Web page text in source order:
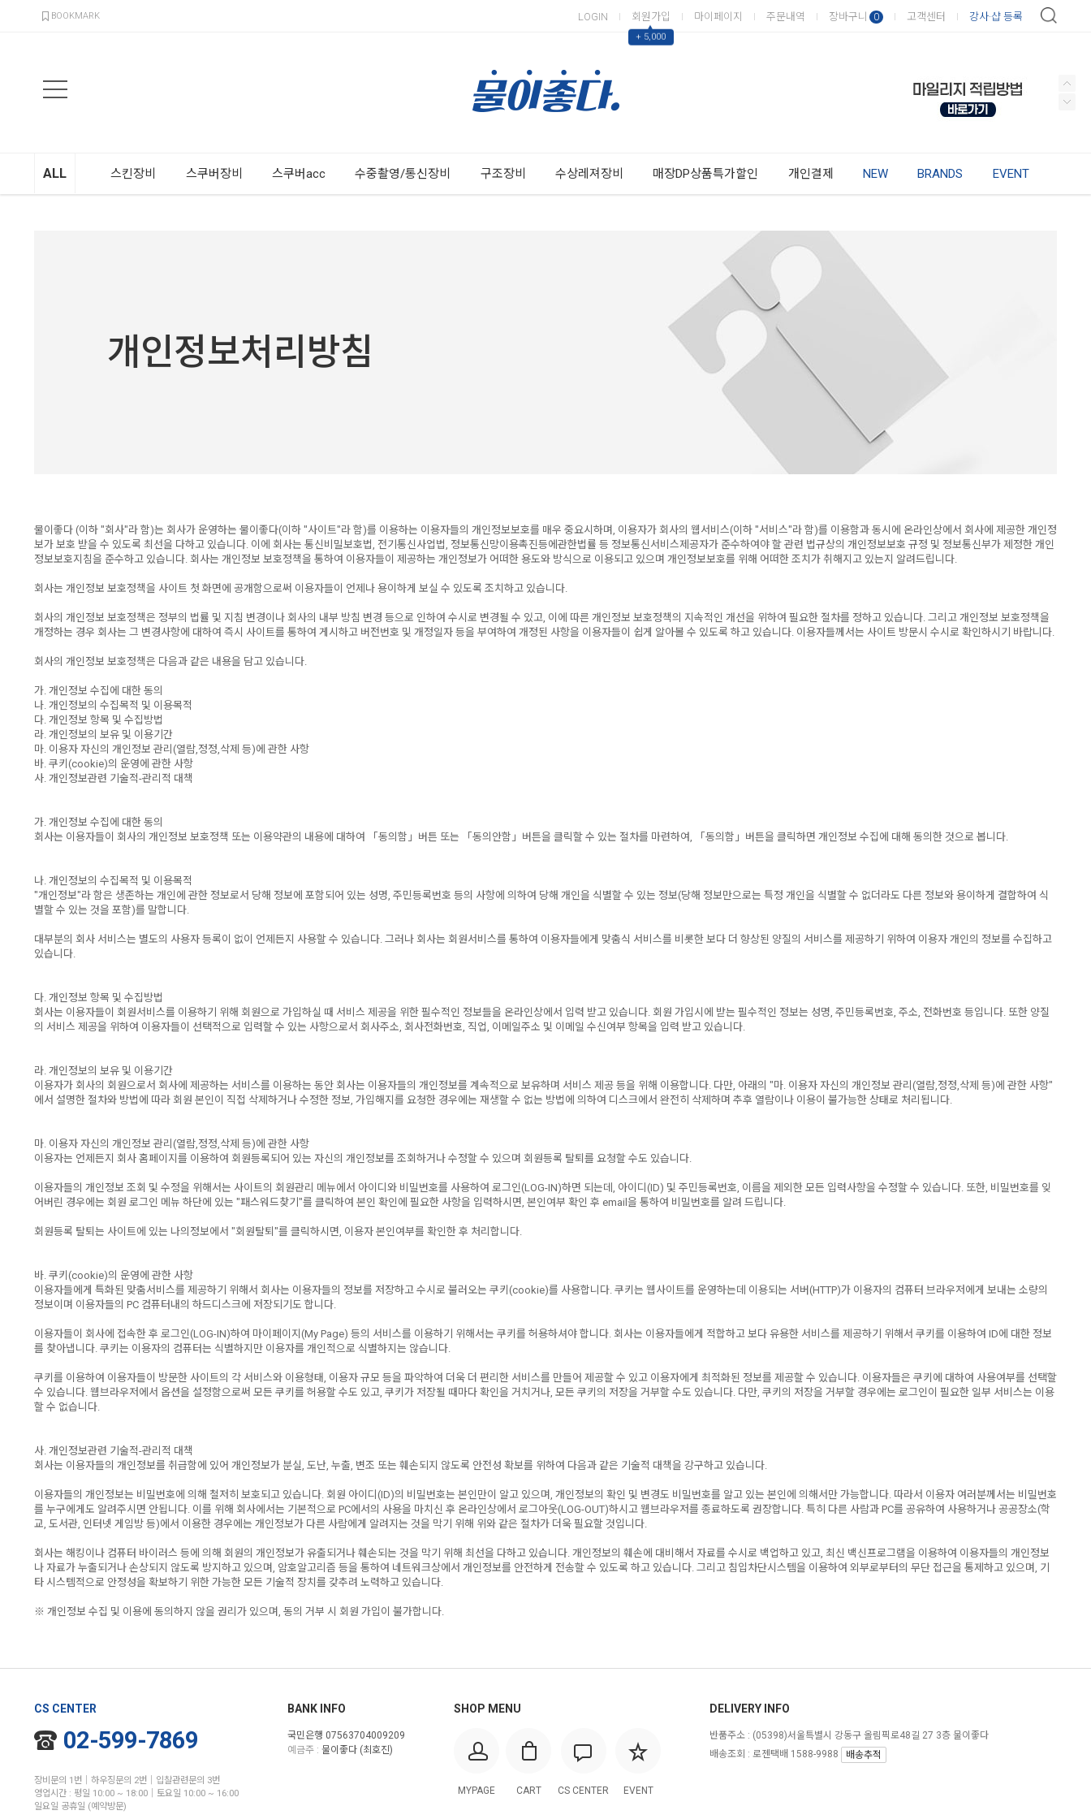
BOOKMARK LOGIN 회원가입
+ 5,000
마이페이지 주문내역 장바구니 0 고객센터 강사·샵 등록
ALL 스킨장비 스쿠버장비 스쿠버acc 수중촬영/통신장비 구조장비 수상레져장비 매장DP상품특가할인 개인결제 NEW BRANDS EVENT
개인정보처리방침
물이좋다 (이하 "회사"라 함)는 회사가 운영하는 물이좋다(이하 "사이트"라 함)를 이용하는 이용자들의 개인정보보호를 매우 중요시하며, 이용자가 회사의 웹서비스(이하 "서비스"라 함)를 이용함과 동시에 온라인상에서 회사에 제공한 개인정
보가 보호 받을 수 있도록 최선을 다하고 있습니다. 이에 회사는 통신비밀보호법, 전기통신사업법, 정보통신망이용촉진등에관한법률 등 정보통신서비스제공자가 준수하여야 할 관련 법규상의 개인정보보호 규정 및 정보통신부가 제정한 개인
정보보호지침을 준수하고 있습니다. 회사는 개인정보 보호정책을 통하여 이용자들이 제공하는 개인정보가 어떠한 용도와 방식으로 이용되고 있으며 개인정보보호를 위해 어떠한 조치가 취해지고 있는지 알려드립니다.
회사는 개인정보 보호정책을 사이트 첫 화면에 공개함으로써 이용자들이 언제나 용이하게 보실 수 있도록 조치하고 있습니다.
회사의 개인정보 보호정책은 정부의 법률 및 지침 변경이나 회사의 내부 방침 변경 등으로 인하여 수시로 변경될 수 있고, 이에 따른 개인정보 보호정책의 지속적인 개선을 위하여 필요한 절차를 정하고 있습니다. 그리고 개인정보 보호정책을
개정하는 경우 회사는 그 변경사항에 대하여 즉시 사이트를 통하여 게시하고 버전번호 및 개정일자 등을 부여하여 개정된 사항을 이용자들이 쉽게 알아볼 수 있도록 하고 있습니다. 이용자들께서는 사이트 방문시 수시로 확인하시기 바랍니다.
회사의 개인정보 보호정책은 다음과 같은 내용을 담고 있습니다.
가. 개인정보 수집에 대한 동의
나. 개인정보의 수집목적 및 이용목적
다. 개인정보 항목 및 수집방법
라. 개인정보의 보유 및 이용기간
마. 이용자 자신의 개인정보 관리(열람,정정,삭제 등)에 관한 사항
바. 쿠키(cookie)의 운영에 관한 사항
사. 개인정보관련 기술적-관리적 대책
가. 개인정보 수집에 대한 동의
회사는 이용자들이 회사의 개인정보 보호정책 또는 이용약관의 내용에 대하여 「동의함」버튼 또는 「동의안함」버튼을 클릭할 수 있는 절차를 마련하여, 「동의함」버튼을 클릭하면 개인정보 수집에 대해 동의한 것으로 봅니다.
나. 개인정보의 수집목적 및 이용목적
"개인정보"라 함은 생존하는 개인에 관한 정보로서 당해 정보에 포함되어 있는 성명, 주민등록번호 등의 사항에 의하여 당해 개인을 식별할 수 있는 정보(당해 정보만으로는 특정 개인을 식별할 수 없더라도 다른 정보와 용이하게 결합하여 식
별할 수 있는 것을 포함)를 말합니다.
대부분의 회사 서비스는 별도의 사용자 등록이 없이 언제든지 사용할 수 있습니다. 그러나 회사는 회원서비스를 통하여 이용자들에게 맞춤식 서비스를 비롯한 보다 더 향상된 양질의 서비스를 제공하기 위하여 이용자 개인의 정보를 수집하고
있습니다.
다. 개인정보 항목 및 수집방법
회사는 이용자들이 회원서비스를 이용하기 위해 회원으로 가입하실 때 서비스 제공을 위한 필수적인 정보들을 온라인상에서 입력 받고 있습니다. 회원 가입시에 받는 필수적인 정보는 성명, 주민등록번호, 주소, 전화번호 등입니다. 또한 양질
의 서비스 제공을 위하여 이용자들이 선택적으로 입력할 수 있는 사항으로서 회사주소, 회사전화번호, 직업, 이메일주소 및 이메일 수신여부 항목을 입력 받고 있습니다.
라. 개인정보의 보유 및 이용기간
이용자가 회사의 회원으로서 회사에 제공하는 서비스를 이용하는 동안 회사는 이용자들의 개인정보를 계속적으로 보유하며 서비스 제공 등을 위해 이용합니다. 다만, 아래의 "마. 이용자 자신의 개인정보 관리(열람,정정,삭제 등)에 관한 사항"
에서 설명한 절차와 방법에 따라 회원 본인이 직접 삭제하거나 수정한 정보, 가입해지를 요청한 경우에는 재생할 수 없는 방법에 의하여 디스크에서 완전히 삭제하며 추후 열람이나 이용이 불가능한 상태로 처리됩니다.
마. 이용자 자신의 개인정보 관리(열람,정정,삭제 등)에 관한 사항
이용자는 언제든지 회사 홈페이지를 이용하여 회원등록되어 있는 자신의 개인정보를 조회하거나 수정할 수 있으며 회원등록 탈퇴를 요청할 수도 있습니다.
이용자들의 개인정보 조회 및 수정을 위해서는 사이트의 회원관리 메뉴에서 아이디와 비밀번호를 사용하여 로그인(LOG-IN)하면 되는데, 아이디(ID) 및 주민등록번호, 이름을 제외한 모든 입력사항을 수정할 수 있습니다. 또한, 비밀번호를 잊
어버린 경우에는 회원 로그인 메뉴 하단에 있는 "패스워드찾기"를 클릭하여 본인 확인에 필요한 사항을 입력하시면, 본인여부 확인 후 email을 통하여 비밀번호를 알려 드립니다.
회원등록 탈퇴는 사이트에 있는 나의정보에서 "회원탈퇴"를 클릭하시면, 이용자 본인여부를 확인한 후 처리합니다.
바. 쿠키(cookie)의 운영에 관한 사항
이용자들에게 특화된 맞춤서비스를 제공하기 위해서 회사는 이용자들의 정보를 저장하고 수시로 불러오는 쿠키(cookie)를 사용합니다. 쿠키는 웹사이트를 운영하는데 이용되는 서버(HTTP)가 이용자의 컴퓨터 브라우저에게 보내는 소량의
정보이며 이용자들의 PC 컴퓨터내의 하드디스크에 저장되기도 합니다.
이용자들이 회사에 접속한 후 로그인(LOG-IN)하여 마이페이지(My Page) 등의 서비스를 이용하기 위해서는 쿠키를 허용하셔야 합니다. 회사는 이용자들에게 적합하고 보다 유용한 서비스를 제공하기 위해서 쿠키를 이용하여 ID에 대한 정보
를 찾아냅니다. 쿠키는 이용자의 컴퓨터는 식별하지만 이용자를 개인적으로 식별하지는 않습니다.
쿠키를 이용하여 이용자들이 방문한 사이트의 각 서비스와 이용형태, 이용자 규모 등을 파악하여 더욱 더 편리한 서비스를 만들어 제공할 수 있고 이용자에게 최적화된 정보를 제공할 수 있습니다. 이용자들은 쿠키에 대하여 사용여부를 선택할
수 있습니다. 웹브라우저에서 옵션을 설정함으로써 모든 쿠키를 허용할 수도 있고, 쿠키가 저장될 때마다 확인을 거치거나, 모든 쿠키의 저장을 거부할 수도 있습니다. 다만, 쿠키의 저장을 거부할 경우에는 로그인이 필요한 일부 서비스는 이용
할 수 없습니다.
사. 개인정보관련 기술적-관리적 대책
회사는 이용자들의 개인정보를 취급함에 있어 개인정보가 분실, 도난, 누출, 변조 또는 훼손되지 않도록 안전성 확보를 위하여 다음과 같은 기술적 대책을 강구하고 있습니다.
이용자들의 개인정보는 비밀번호에 의해 철저히 보호되고 있습니다. 회원 아이디(ID)의 비밀번호는 본인만이 알고 있으며, 개인정보의 확인 및 변경도 비밀번호를 알고 있는 본인에 의해서만 가능합니다. 따라서 이용자 여러분께서는 비밀번호
를 누구에게도 알려주시면 안됩니다. 이를 위해 회사에서는 기본적으로 PC에서의 사용을 마치신 후 온라인상에서 로그아웃(LOG-OUT)하시고 웹브라우저를 종료하도록 권장합니다. 특히 다른 사람과 PC를 공유하여 사용하거나 공공장소(학
교, 도서관, 인터넷 게임방 등)에서 이용한 경우에는 개인정보가 다른 사람에게 알려지는 것을 막기 위해 위와 같은 절차가 더욱 필요할 것입니다.
회사는 해킹이나 컴퓨터 바이러스 등에 의해 회원의 개인정보가 유출되거나 훼손되는 것을 막기 위해 최선을 다하고 있습니다. 개인정보의 훼손에 대비해서 자료를 수시로 백업하고 있고, 최신 백신프로그램을 이용하여 이용자들의 개인정보
나 자료가 누출되거나 손상되지 않도록 방지하고 있으며, 암호알고리즘 등을 통하여 네트워크상에서 개인정보를 안전하게 전송할 수 있도록 하고 있습니다. 그리고 침입차단시스템을 이용하여 외부로부터의 무단 접근을 통제하고 있으며, 기
타 시스템적으로 안정성을 확보하기 위한 가능한 모든 기술적 장치를 갖추려 노력하고 있습니다.
※ 개인정보 수집 및 이용에 동의하지 않을 권리가 있으며, 동의 거부 시 회원 가입이 불가합니다.
CS CENTER
02-599-7869
장비문의 1번│하우징문의 2번│입찰관련문의 3번
영업시간 : 평일 10:00 ~ 18:00│토요일 10:00 ~ 16:00
일요일 공휴일 (예약방문)
BANK INFO
국민은행 07563704009209
예금주 : 물이좋다 (최호진)
SHOP MENU
MYPAGE CART CS CENTER EVENT
DELIVERY INFO
반품주소 : (05398)서울특별시 강동구 올림픽로48길 27 3층 물이좋다
배송조회 : 로젠택배 1588-9988
배송추적